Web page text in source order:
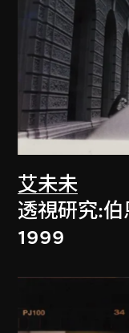
艾未未
透視研究:
1999